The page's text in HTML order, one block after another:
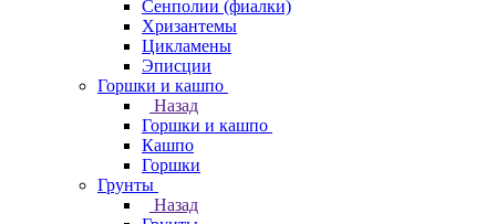
Сенполии (фиалки)
Хризантемы
Цикламены
Эписции
Горшки и кашпо
Назад
Горшки и кашпо
Кашпо
Горшки
Грунты
Назад